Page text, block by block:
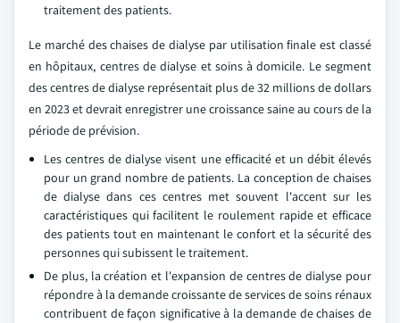
traitement des patients.
Le marché des chaises de dialyse par utilisation finale est classé
en hôpitaux, centres de dialyse et soins à domicile. Le segment
des centres de dialyse représentait plus de 32 millions de dollars
en 2023 et devrait enregistrer une croissance saine au cours de la
période de prévision.
Les centres de dialyse visent une efficacité et un débit élevés
pour un grand nombre de patients. La conception de chaises
de dialyse dans ces centres met souvent l'accent sur les
caractéristiques qui facilitent le roulement rapide et efficace
des patients tout en maintenant le confort et la sécurité des
personnes qui subissent le traitement.
De plus, la création et l'expansion de centres de dialyse pour
répondre à la demande croissante de services de soins rénaux
contribuent de façon significative à la demande de chaises de